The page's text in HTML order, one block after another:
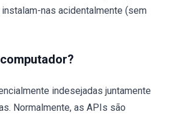
nas acidentalmente (sem
indesejadas juntamente
Normalmente, as APIs são